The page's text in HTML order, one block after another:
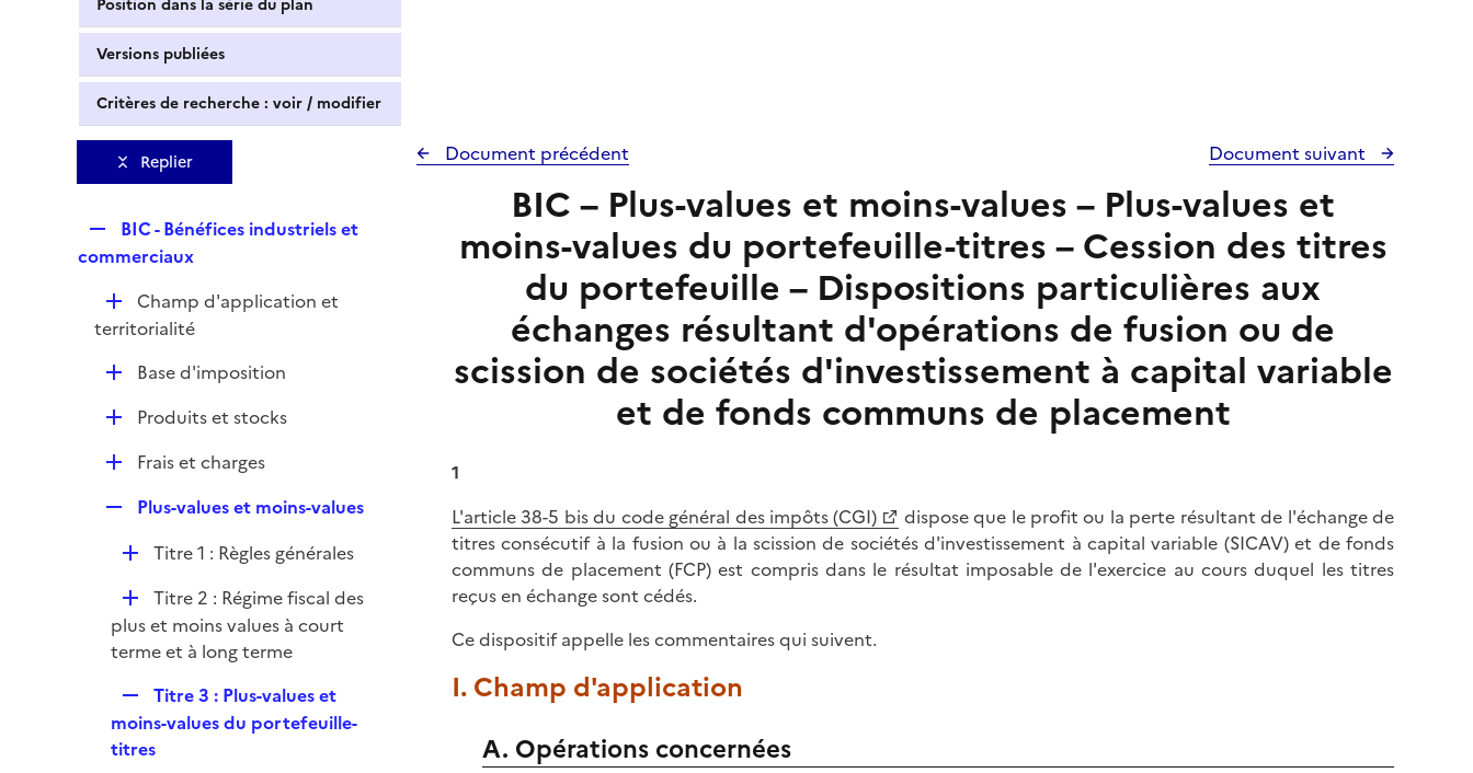
Position dans la série du plan
Versions publiées
Critères de recherche : voir / modifier
Replier
e
l
i
e
r
BIC - Bénéfices industriels et
commerciaux
D
é
Champ d'application et
territorialité
DBase d'imposition
D
e
Produits et stocks
D
l
i
e
r
Frais et charges
p
l
i
e
r
Plus-values et moins-values
D
l
i
Titre 1 : Règles générales
D
é
p
e
r
Titre 2 : Régime fiscal des
plus et moins values à court
terme et à long terme
e
p
Titre 3 : Plus-values et
moins-values du portefeuille-
titres
Document précédent Document suivant
BIC – Plus-values et moins-values – Plus-values et
moins-values du portefeuille-titres – Cession des titres
du portefeuille – Dispositions particulières aux
échanges résultant d'opérations de fusion ou de
scission de sociétés d'investissement à capital variable
et de fonds communs de placement
1
L'article 38-5 bis du code général des impôts (CGI)
dispose que le profit ou la perte résultant de l'échange de
titres consécutif à la fusion ou à la scission de sociétés d'investissement à capital variable (SICAV) et de fonds
communs de placement (FCP) est compris dans le résultat imposable de l'exercice au cours duquel les titres
reçus en échange sont cédés.
Ce dispositif appelle les commentaires qui suivent.
I. Champ d'application
A. Opérations concernées